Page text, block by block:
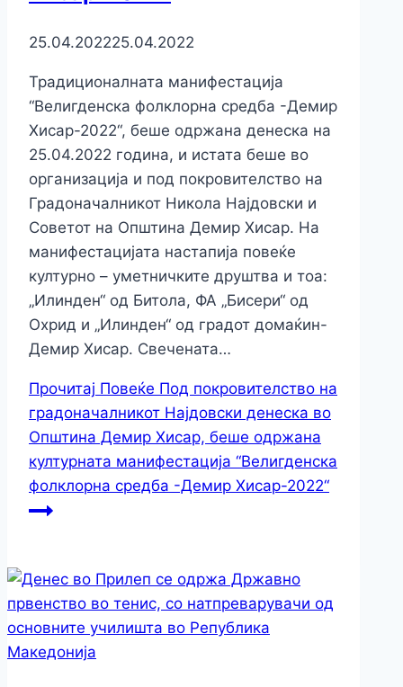
25.04.202225.04.2022
Традиционалната манифестација
“Велигденска фолклорна средба -Демир
Хисар-2022“, беше одржана денеска на
25.04.2022 година, и истата беше во
организација и под покровителство на
Градоначалникот Никола Најдовски и
Советот на Општина Демир Хисар. На
манифестацијата настапија повеќе
културно – уметничките друштва и тоа:
„Илинден“ од Битола, ФА „Бисери“ од
Охрид и „Илинден“ од градот домаќин-
Демир Хисар. Свечената…
Прочитај Повеќе Под покровителство на
градоначалникот Најдовски денеска во
Општина Демир Хисар, беше одржана
културната манифестација “Велигденска
фолклорна средба -Демир Хисар-2022“